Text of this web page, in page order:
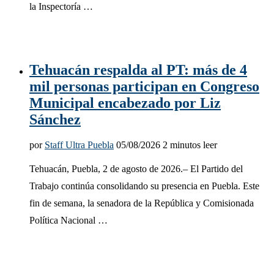
la Inspectoría …
Tehuacán respalda al PT: más de 4
mil personas participan en Congreso
Municipal encabezado por Liz
Sánchez
por Staff Ultra Puebla 05/08/2026 2 minutos leer
Tehuacán, Puebla, 2 de agosto de 2026.– El Partido del
Trabajo continúa consolidando su presencia en Puebla. Este
fin de semana, la senadora de la República y Comisionada
Política Nacional …